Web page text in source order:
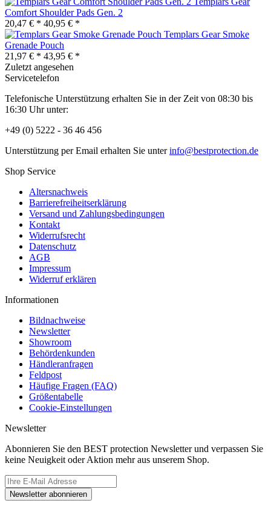
Comfort Shoulder Pads Gen. 2
20,47 € * 40,95 € *
Templars Gear Smoke
Grenade Pouch
21,97 € * 43,95 € *
Zuletzt angesehen
Servicetelefon
Telefonische Unterstützung erhalten Sie in der Zeit von 08:30 bis
16:30 Uhr unter:
+49 (0) 5222 - 36 46 456
Unterstützung per Email erhalten Sie unterinfo@bestprotection.de
Shop Service
Altersnachweis
Barrierefreiheitserklärung
Versand und Zahlungsbedingungen
Kontakt
Widerrufsrecht
Datenschutz
AGB
Impressum
Widerruf erklären
Informationen
Bildnachweise
Newsletter
Showroom
Behördenkunden
Händleranfragen
Feldpost
Häufige Fragen (FAQ)
Größentabelle
Cookie-Einstellungen
Newsletter
Abonnieren Sie den BEST protection Newsletter und verpassen Sie
keine Neuigkeit oder Aktion mehr aus unserem Shop.
Newsletter abonnieren